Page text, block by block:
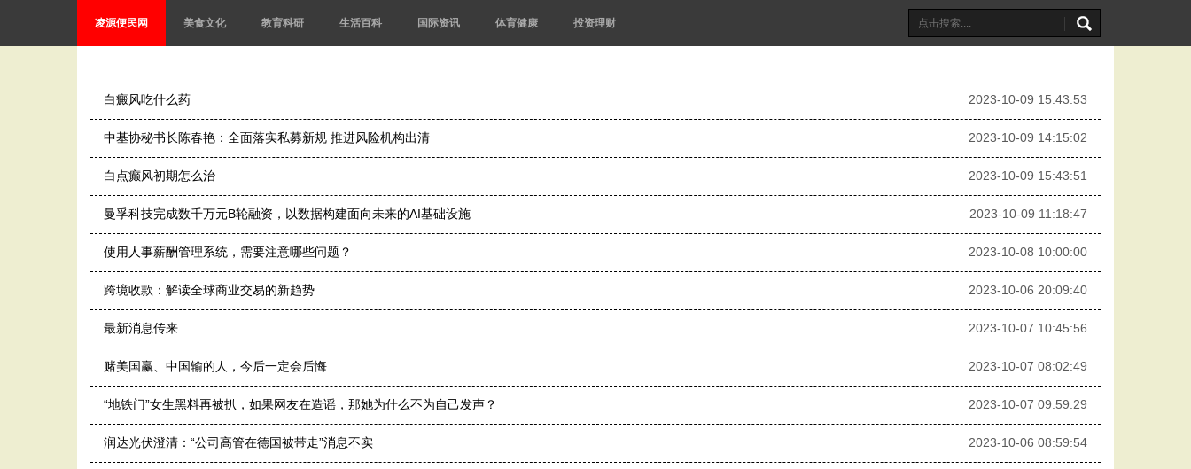
凌源便民网 美食文化 教育科研 生活百科 国际资讯 体育健康 投资理财
白癜风吃什么药 2023-10-09 15:43:53
中基协秘书长陈春艳：全面落实私募新规 推进风险机构出清 2023-10-09 14:15:02
白点癫风初期怎么治 2023-10-09 15:43:51
曼孚科技完成数千万元B轮融资，以数据构建面向未来的AI基础设施 2023-10-09 11:18:47
使用人事薪酬管理系统，需要注意哪些问题？ 2023-10-08 10:00:00
跨境收款：解读全球商业交易的新趋势 2023-10-06 20:09:40
最新消息传来 2023-10-07 10:45:56
赌美国赢、中国输的人，今后一定会后悔 2023-10-07 08:02:49
“地铁门”女生黑料再被扒，如果网友在造谣，那她为什么不为自己发声？ 2023-10-07 09:59:29
润达光伏澄清：“公司高管在德国被带走”消息不实 2023-10-06 08:59:54